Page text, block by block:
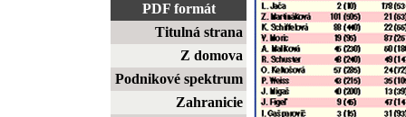
PDF formát
Titulná strana
Z domova
Podnikové spektrum
Zahranicie